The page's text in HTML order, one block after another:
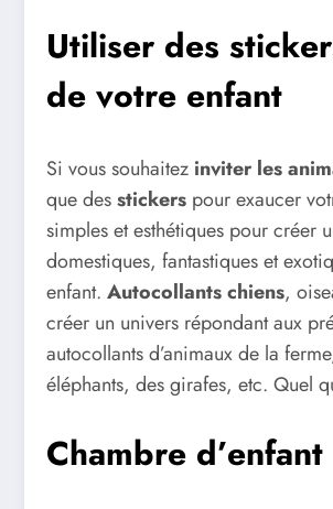
Utiliser des
de votre enfant
Si vous souhaitez inviter les
que desstickers pour exaucer
simples et esthétiques pour créer
domestiques, fantastiques et
enfant. Autocollants chiens,
créer un univers répondant aux
autocollants d’animaux de la
éléphants, des girafes, etc. Quel
Chambre